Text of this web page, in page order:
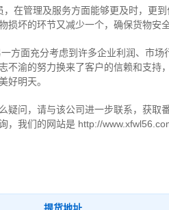
在管理及服务方面能够更及时，更
坏的环节又减少一个，确保货物安全
方面充分考虑到许多企业利润、市
不渝的努力换来了客户的信赖和支持
好明天。
疑问，请与该公司进一步联系，获取
，我们的网站是 http://